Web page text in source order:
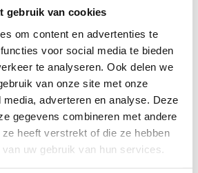
gebruik van cookies
om content en advertenties te
voor social media te bieden
te analyseren. Ook delen we
van onze site met onze
adverteren en analyse. Deze
gegevens combineren met andere
heeft verstrekt of die ze hebben
uw gebruik van hun services.
materiaal kunnen er per item
voor in de vaatwasser, oven en
82073153
82073153